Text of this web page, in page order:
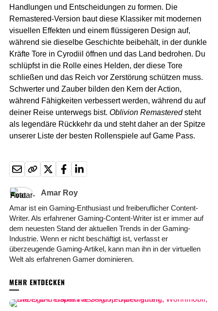
Handlungen und Entscheidungen zu formen. Die
Remastered-Version baut diese Klassiker mit modernen
visuellen Effekten und einem flüssigeren Design auf,
während sie dieselbe Geschichte beibehält, in der dunkle
Kräfte Tore in Cyrodiil öffnen und das Land bedrohen. Du
schlüpfst in die Rolle eines Helden, der diese Tore
schließen und das Reich vor Zerstörung schützen muss.
Schwerter und Zauber bilden den Kern der Action,
während Fähigkeiten verbessert werden, während du auf
deiner Reise unterwegs bist. Oblivion Remasteredsteht
als legendäre Rückkehr da und steht daher an der Spitze
unserer Liste der besten Rollenspiele auf Game Pass.
Amar Roy
Amar ist ein Gaming-Enthusiast und freiberuflicher Content-
Writer. Als erfahrener Gaming-Content-Writer ist er immer auf
dem neuesten Stand der aktuellen Trends in der Gaming-
Industrie. Wenn er nicht beschäftigt ist, verfasst er
überzeugende Gaming-Artikel, kann man ihn in der virtuellen
Welt als erfahrenen Gamer dominieren.